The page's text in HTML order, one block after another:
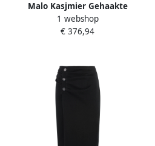
Malo Kasjmier Gehaakte
Gebreide Muts Black Dames
1 webshop
€ 376,94